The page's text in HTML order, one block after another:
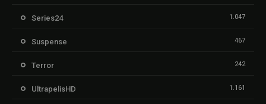
Series24 1.047
Suspense 467
Terror 242
UltrapelisHD 1.161